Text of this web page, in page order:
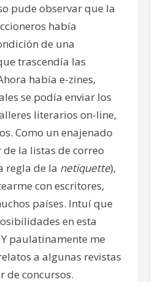
pude observar que la
había
de una
trascendía las
había e-zines,
se podía enviar los
literarios on-line,
Como un enajenado
la listas de correo
regla de la netiquette),
con escritores,
países. Intuí que
en esta
paulatinamente me
a algunas revistas
de concursos.